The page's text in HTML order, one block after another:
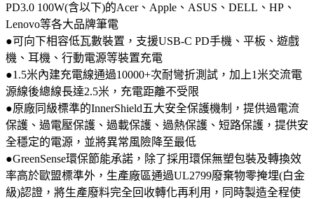
PD3.0 100W(含以下)的Acer、Apple、ASUS、DELL、HP、
Lenovo等各大品牌筆電
●可向下相容低瓦數裝置，支援USB-C PD手機、平板、遊戲
機、耳機、行動電源等裝置充電
●1.5米內建充電線通過10000+次耐彎折測試，加上1米交流電
源線後總線長達2.5米，充電距離不受限
●原廠同級標準的InnerShield五大安全保護機制，提供過電流
保護、過電壓保護、過載保護、過熱保護、短路保護，提供安
全穩定的電源，並將異常風險降至最低
●GreenSense環保節能承諾，除了採用環保無塑包裝及轉換效
率高於歐盟標準外，生產廠區通過UL2799廢棄物零掩埋(白金
級)認證，將生產廢料完全回收轉化再利用，同時製造全程使